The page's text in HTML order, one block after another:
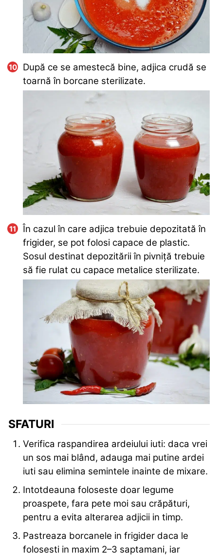
După ce se amestecă bine, adjica crudă se
toarnă în borcane sterilizate.
În cazul în care adjica trebuie depozitată în
frigider, se pot folosi capace de plastic.
Sosul destinat depozitării în pivniță trebuie
să fie rulat cu capace metalice sterilizate.
SFATURI
Verifica raspandirea ardeiului iuti: daca vrei
un sos mai blând, adauga mai putine ardei
iuti sau elimina semintele inainte de mixare.
Intotdeauna foloseste doar legume
proaspete, fara pete moi sau crăpături,
pentru a evita alterarea adjicii in timp.
Pastreaza borcanele in frigider daca le
folosesti in maxim 2–3 saptamani, iar